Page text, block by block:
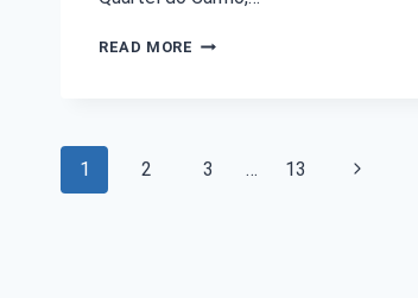
READ MORE
1 2 3 … 13